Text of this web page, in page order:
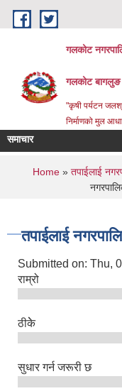
Skip to main content
गलकोट
गलकोट बागलुङ
"कृषी पर्यटन
निर्माणको मुल
समाचार
You are
Home» तपाईलाई
तपाईलाई
Submitted on: Thu,
राम्रो
ठीकेे
सुधार गर्न जरूरी छ